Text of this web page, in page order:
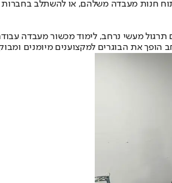
חנות מעבדה משלהם, או להשתלב בחברות
מעשי נרחב, לימוד מכשור מעבדה
הופך את הבוגרים למקצוענים מיומנים